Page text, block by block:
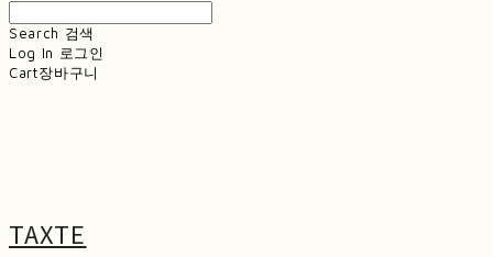
Search 검색
Log In 로그인
Cart장바구니
TAXTE